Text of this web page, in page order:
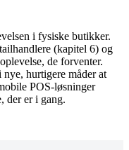
i fysiske butikker.
(kapitel 6) og
de forventer.
hurtigere måder at
POS-løsninger
der er i gang.